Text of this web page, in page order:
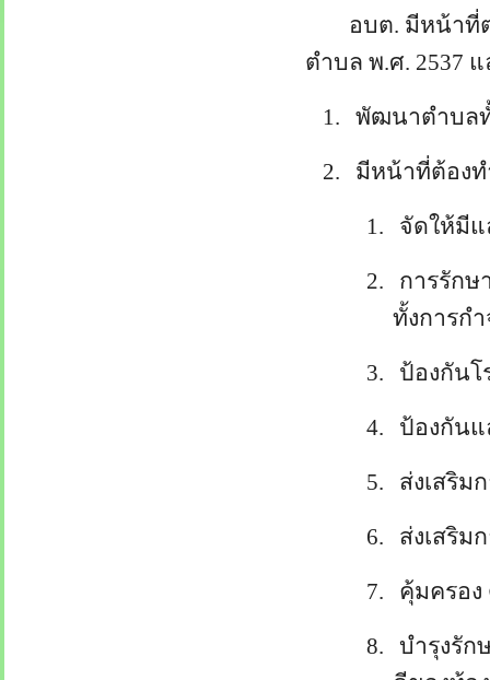
อบต. มีหน้าที่
ตำบล พ.ศ. 2537 แ
1. พัฒนาตำบล
2. มีหน้าที่ต้อง
1. จัดให้มีแ
2.
การรักษ
ทั้งการก
3. ป้องกันโ
4. ป้องกันแ
5. ส่งเสริม
6. ส่งเสริม
7. คุ้มครอง
8.
บำรุงรั